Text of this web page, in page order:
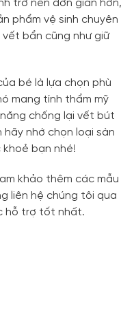
trở nên đơn giản hơn,
phẩm vệ sinh chuyên
bẩn cũng như giữ
bé là lựa chọn phù
mang tính thẩm mỹ
chống lại vết bút
hãy nhớ chọn loại sàn
bạn nhé!
khảo thêm các mẫu
liên hệ chúng tôi qua
hỗ trợ tốt nhất.